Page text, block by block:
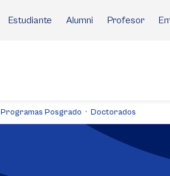
Estudiante Alumni Profesor
Programas Posgrado Doctorados